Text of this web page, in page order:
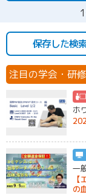
保存した検
注目の学会・研
ホ
一
の